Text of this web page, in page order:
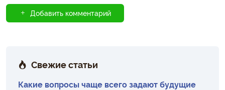
Добавить комментарий
Свежие статьи
Какие вопросы чаще всего задают будущие